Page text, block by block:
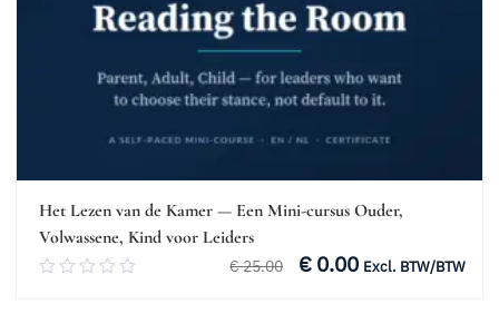
Het Lezen van de Kamer — Een Mini-cursus Ouder,
Volwassene, Kind voor Leiders
0.00
€25.00
Oorspronkelijke
€ 0.00Huidige
Excl. BTW/BTW